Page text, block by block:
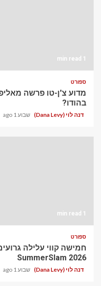
1 min read
ספורט
בהודו?
דנה לוי (Dana Levy) שבוע 1 ago
1 min read
ספורט
SummerSlam 2026
דנה לוי (Dana Levy) שבוע 1 ago